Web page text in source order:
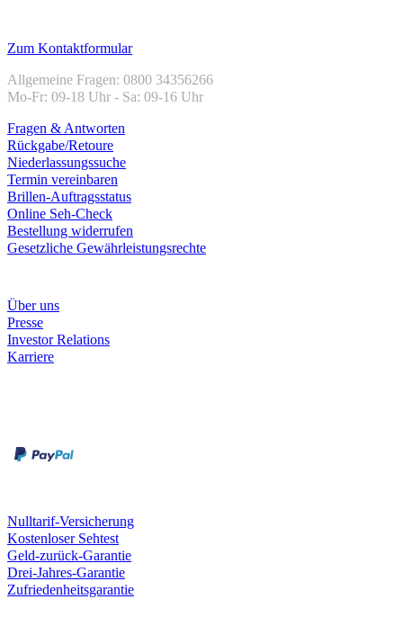
Zum Kontaktformular
Allgemeine Fragen: 0800 34356266
Mo-Fr: 09-18 Uhr - Sa: 09-16 Uhr
Fragen & Antworten
Rückgabe/Retoure
Niederlassungssuche
Termin vereinbaren
Brillen-Auftragsstatus
Online Seh-Check
Bestellung widerrufen
Gesetzliche Gewährleistungsrechte
Über uns
Presse
Investor Relations
Karriere
Nulltarif-Versicherung
Kostenloser Sehtest
Geld-zurück-Garantie
Drei-Jahres-Garantie
Zufriedenheitsgarantie